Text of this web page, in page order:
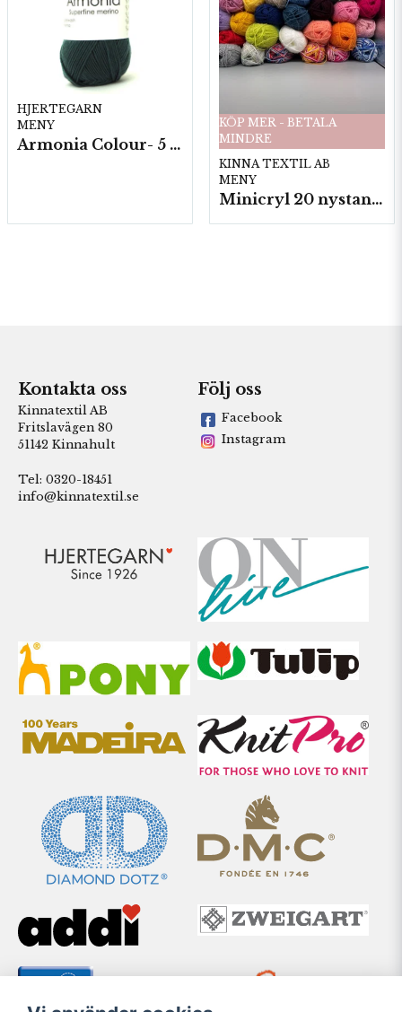
HJERTEGARN
MENY
Armonia Colour- 5 härv/fp. a100 g.
KÖP MER - BETALA
MINDRE
KINNA TEXTIL AB
MENY
Minicryl 20 nystan a25g./fp.
Kontakta oss
Kinnatextil AB
Fritslavägen 80
51142 Kinnahult
Tel: 0320-18451
info@kinnatextil.se
Följ oss
Facebook
Instagram